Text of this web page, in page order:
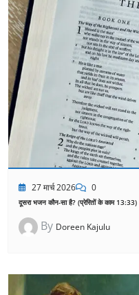
27 मार्च 2026 0
दूसरा भजन कौन-सा है? (प्रेरितों के काम 13:33)
By Doreen Kajulu